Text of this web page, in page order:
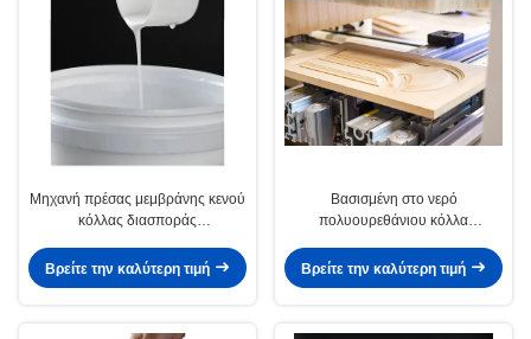
Μηχανή πρέσας μεμβράνης κενού
κόλλας διασποράς
Βρείτε την καλύτερη τιμή
Βασισμένη στο νερό
πολυουρεθάνιου κόλλα
διασπορών κενή
Βρείτε την καλύτερη τιμή